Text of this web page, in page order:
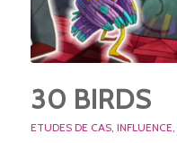
30 BIRDS
ETUDES DE CAS, INFLUENCE,